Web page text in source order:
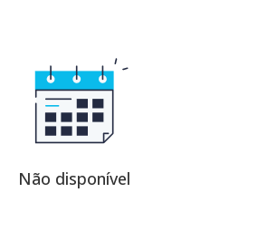
Não disponível